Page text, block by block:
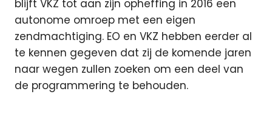
blijft VKZ tot aan zijn opheffing in 2016 een
autonome omroep met een eigen
zendmachtiging. EO en VKZ hebben eerder al
te kennen gegeven dat zij de komende jaren
naar wegen zullen zoeken om een deel van
de programmering te behouden.